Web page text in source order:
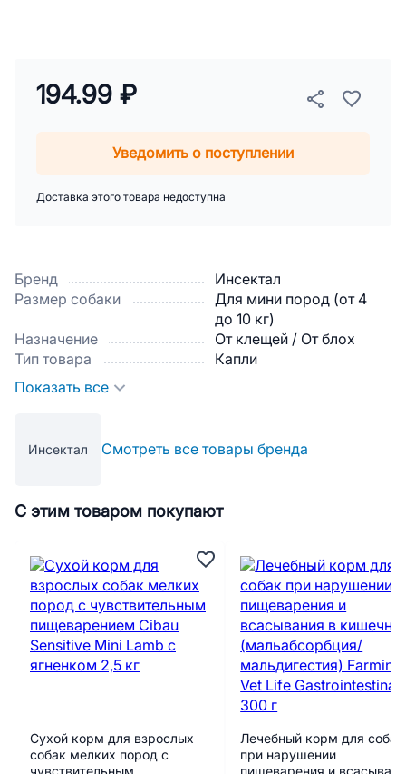
Бренд
Инсектал
Размер собаки
Для мини пород (от 4
до 10 кг)
Назначение
От клещей / От блох
Тип товара
Капли
Показать все
Инсектал Смотреть все товары бренда
194.99 ₽
Уведомить о поступлении
Доставка этого товара недоступна
С этим товаром покупают
Сухой корм для взрослых
собак мелких пород с
Лечебный корм для собак
при нарушении